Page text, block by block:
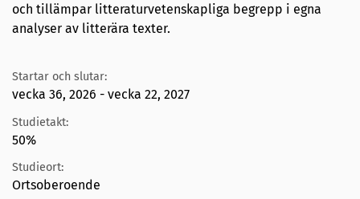
och tillämpar litteraturvetenskapliga begrepp i egna
analyser av litterära texter.
Startar och slutar:
vecka 36, 2026 - vecka 22, 2027
Studietakt:
50%
Studieort:
Ortsoberoende